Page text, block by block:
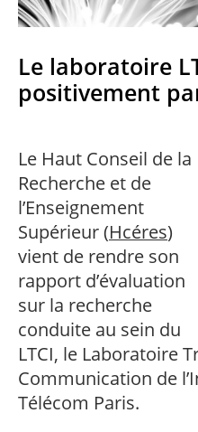
S’engager à Télécom
responsable : nos
élèves impliqués
Parcours Numérique
Enquête 1er emploi
Artificielle en
alternance
Expert
cybersécurité des
réseaux et des
Intelligence
Artificielle – Expert
Data & MLops
Intelligence
Artificielle
multimodale et
autonome
• Journaliste
• Diplômé
• Créateur d’entreprise
Le laboratoire
positivement
Le Haut Conseil de la
Recherche et de
l’Enseignement
Supérieur (Hcéres)
vient de rendre son
rapport d’évaluation
sur la recherche
conduite au sein du
LTCI, le Laboratoire
Communication de
Télécom Paris.